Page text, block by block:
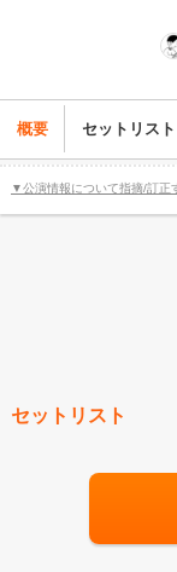
概要 セットリスト
▼公演情報について指摘/訂正
セットリスト